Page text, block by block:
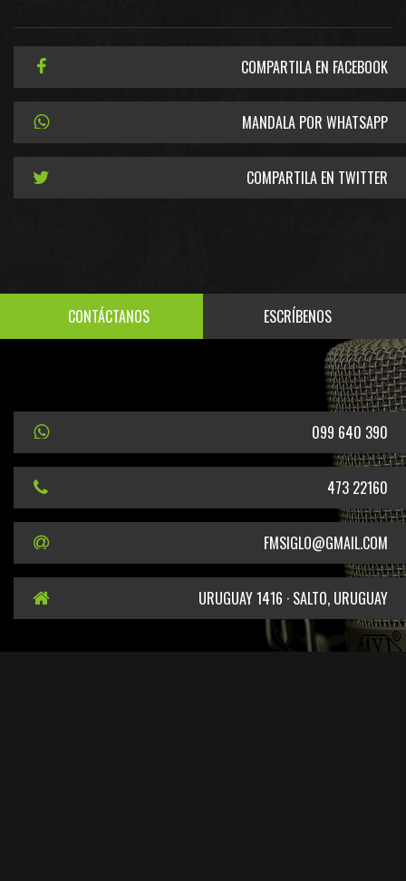
COMPARTILA EN FACEBOOK
MANDALA POR WHATSAPP
COMPARTILA EN TWITTER
CONTÁCTANOS ESCRÍBENOS
099 640 390
473 22160
FMSIGLO@GMAIL.COM
URUGUAY 1416 · SALTO, URUGUAY